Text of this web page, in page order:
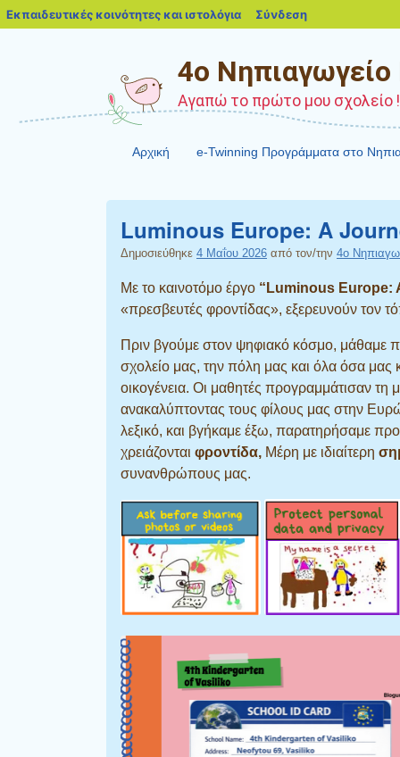
4o
Αγαπώ το πρώτο μου σχολείο
Αρχική e-Twinning Προγράμματα στο
Luminous Europe: A
Δημοσιεύθηκε 4 Μαΐου 2026 από τον/την 4o
Με το καινοτόμο έργο “Luminous Europe:
«πρεσβευτές φροντίδας», εξερευνούν τον
Πριν βγούμε στον ψηφιακό κόσμο, μάθαμε
σχολείο μας, την πόλη μας και όλα όσα
οικογένεια. Οι μαθητές προγραμμάτισαν τη
ανακαλύπτοντας τους φίλους μας στην
λεξικό, και βγήκαμε έξω, παρατηρήσαμε
χρειάζονται φροντίδα, Μέρη με ιδιαίτερη
συνανθρώπους μας.
Εκπαιδευτικές κοινότητες και ιστολόγια blogs.sch.gr
Σύνδεση